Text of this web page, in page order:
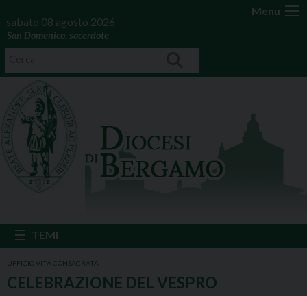
Menu
sabato 08 agosto 2026
San Domenico, sacerdote
UFFICIO VITA CONSACRATA
CELEBRAZIONE DEL VESPRO